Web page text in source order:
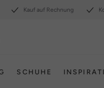
Kauf auf Rechnung
SCHUHE